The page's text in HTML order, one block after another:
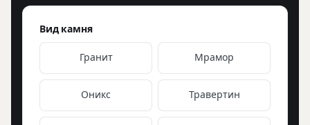
Вид камня
Гранит Мрамор
Оникс Травертин